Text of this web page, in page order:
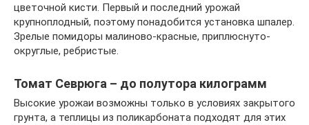
цветочной кисти. Первый и последний урожай
крупноплодный, поэтому понадобится установка шпалер.
Зрелые помидоры малиново-красные, приплюснуто-
округлые, ребристые.
Томат Севрюга – до полутора килограмм
Высокие урожаи возможны только в условиях закрытого
грунта, а теплицы из поликарбоната подходят для этих